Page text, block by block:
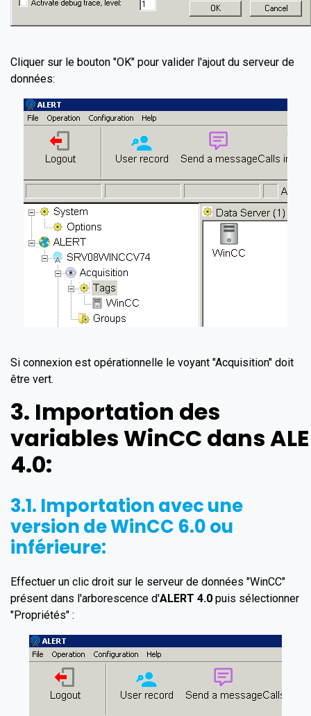
Cliquer sur le bouton "OK" pour valider l'ajout du serveur de
données:
Si connexion est opérationnelle le voyant "Acquisition" doit
être vert.
3. Importation des
variables WinCC dans
4.0:
3.1. Importation avec une
version deWinCC 6.0ou
inférieure:
Effectuer un clic droit sur le serveur de données "WinCC"
présent dans l'arborescence d'ALERT 4.0 puis sélectionner
"Propriétés" :